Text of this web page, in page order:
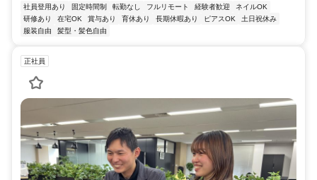
社員登用あり 固定時間制 転勤なし フルリモート 経験者歓迎
ネイルOK
研修あり
在宅OK 賞与あり 育休あり 長期休暇あり ピアスOK
土日祝休み
服装自由
髪型・髪色自由
正社員